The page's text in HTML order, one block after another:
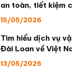
an toàn, tiết kiệm
15/05/2026
Tìm hiểu dịch vụ
Đài Loan về Việt
13/05/2026